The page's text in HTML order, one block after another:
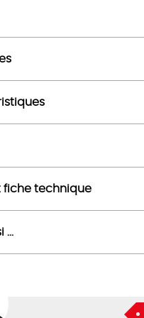
fiche technique
...